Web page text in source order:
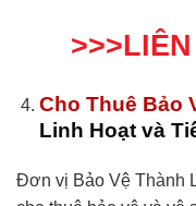
Cho Thuê Bảo
Linh Hoạt và
Đơn vị Bảo Vệ Thành